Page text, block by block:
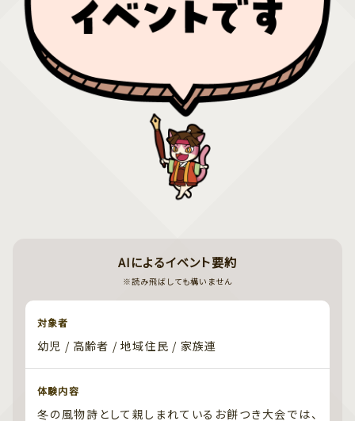
AIによるイベント要約
※読み飛ばしても構いません
対象者
幼児 / 高齢者 / 地域住民 / 家族連
体験内容
冬の風物詩として親しまれているお餅つき大会では、